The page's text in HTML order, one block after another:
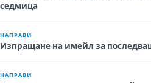
седмица
НАПРАВИ
Изпращане на имейл за
НАПРАВИ